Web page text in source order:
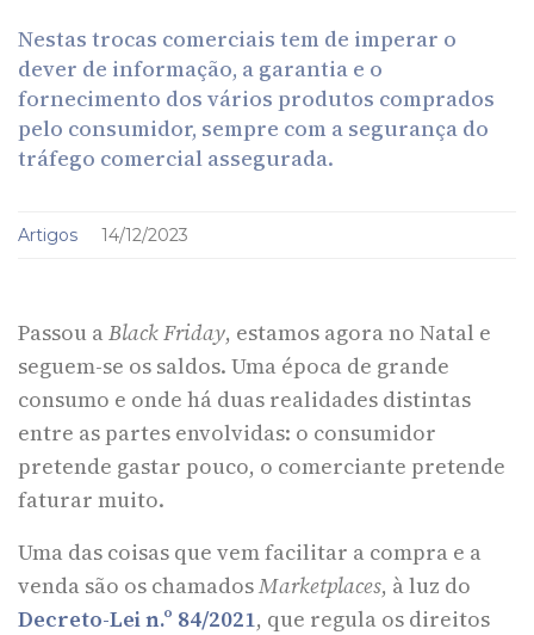
Nestas trocas comerciais tem de imperar o
dever de informação, a garantia e o
fornecimento dos vários produtos comprados
pelo consumidor, sempre com a segurança do
tráfego comercial assegurada.
Artigos 14/12/2023
Passou a Black Friday, estamos agora no Natal e
seguem-se os saldos. Uma época de grande
consumo e onde há duas realidades distintas
entre as partes envolvidas: o consumidor
pretende gastar pouco, o comerciante pretende
faturar muito.
Uma das coisas que vem facilitar a compra e a
venda são os chamadosMarketplaces, à luz do
Decreto-Lei n.º 84/2021, que regula os direitos